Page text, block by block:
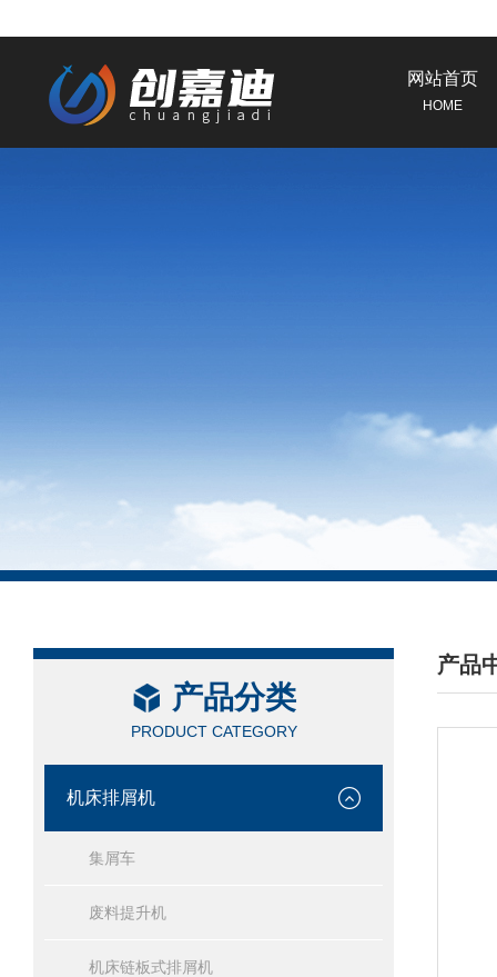
网站首页
HOME
产品分类
PRODUCT CATEGORY
机床排屑机
集屑车
废料提升机
机床链板式排屑机
产品
/